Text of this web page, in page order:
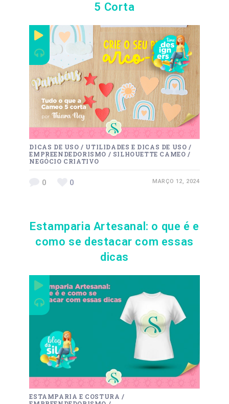
5 Corta
DICAS DE USO / UTILIDADES E DICAS DE USO /
EMPREENDEDORISMO / SILHOUETTE CAMEO /
NEGÓCIO CRIATIVO
0 0 MARÇO 12, 2024
Estamparia Artesanal: o que é e
como se destacar com essas
dicas
ESTAMPARIA E COSTURA /